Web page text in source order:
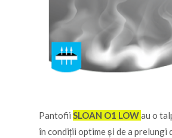
Pantofii SLOAN O1 LOWau o
în condiții optime și de a prelungi